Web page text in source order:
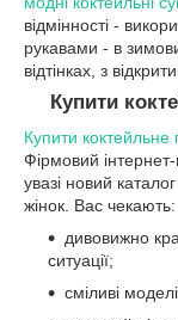
відмінності -
рукавами - в
відтінках, з
Купити
Купити коктейльне
Фірмовий
увазі новий
жінок. Вас чекають:
дивовижно
ситуації;
сміливі